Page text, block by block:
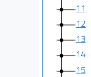
11
12
13
14
15